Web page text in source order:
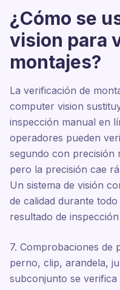
¿Cómo se
vision para
montajes?
La verificación de
computer vision
inspección manual en
operadores pueden
segundo con precisión
pero la precisión cae
Un sistema de visión
de calidad durante
resultado de
7. Comprobaciones de
perno, clip, arandela,
subconjunto se